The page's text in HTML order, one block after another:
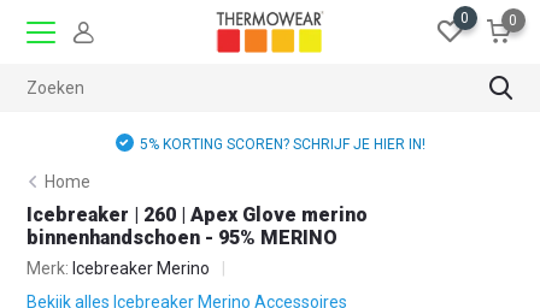
0 0
SCHRIJF JE HIER IN!
Home
Icebreaker | 260 | Apex Glove merino
binnenhandschoen - 95% MERINO
Merk: Icebreaker Merino
Bekijk alles Icebreaker Merino Accessoires